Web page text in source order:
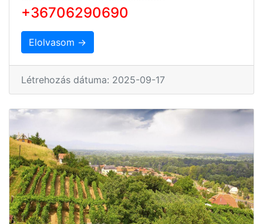
+36706290690
Elolvasom →
Létrehozás dátuma: 2025-09-17